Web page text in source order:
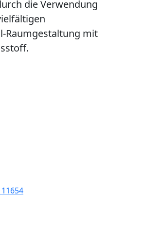
die Verwendung
Raumgestaltung mit